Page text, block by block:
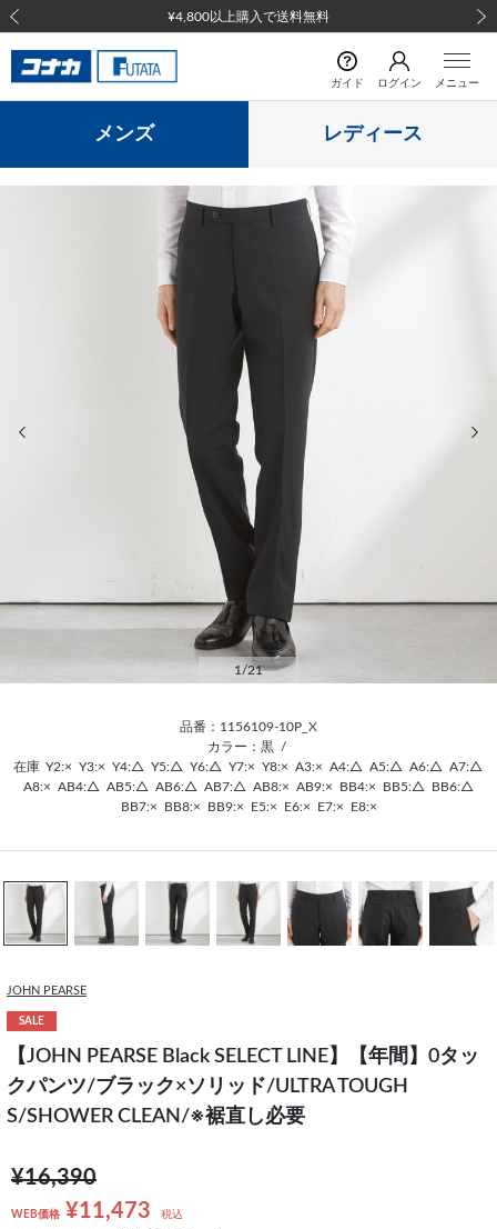
¥4,800以上購入で送料無料
前の画像
ガイド ログイン メニュー
メンズ レディース
1 /21
品番：1156109-10P_X
カラー：黒 /
在庫 Y2:× Y3:× Y4:△ Y5:△ Y6:△ Y7:× Y8:× A3:× A4:△ A5:△ A6:△ A7:△
A8:× AB4:△ AB5:△ AB6:△ AB7:△ AB8:× AB9:× BB4:× BB5:△
BB6:△
BB7:×
BB8:× BB9:× E5:× E6:× E7:× E8:×
JOHN PEARSE
SALE
【JOHN PEARSE Black SELECT LINE】【年間】0タッ
クパンツ/ブラック×ソリッド/ULTRA TOUGH
S/SHOWER CLEAN/※裾直し必要
¥16,390
WEB価格 ¥11,473 税込